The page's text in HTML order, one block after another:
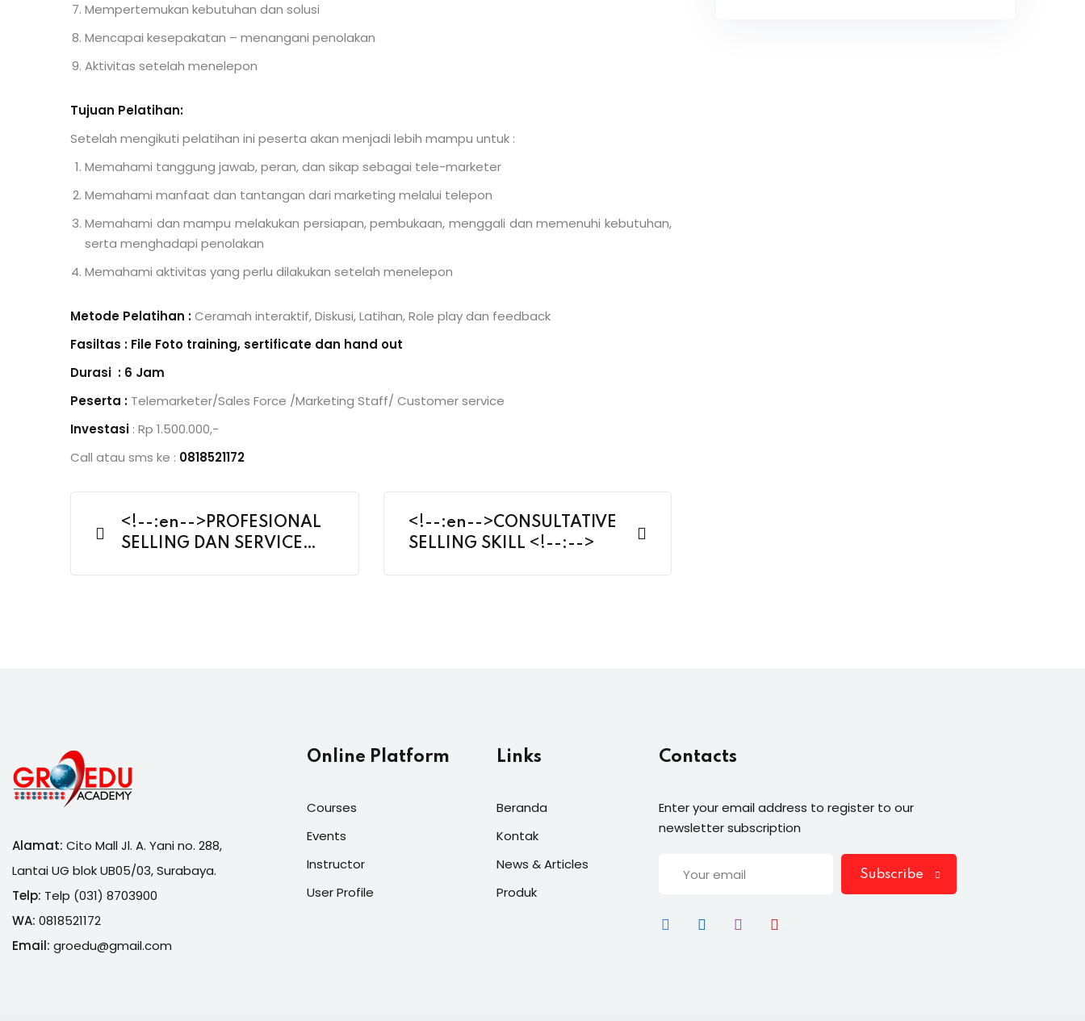
Mempertemukan kebutuhan dan solusi
Mencapai kesepakatan – menangani penolakan
Aktivitas setelah menelepon
Tujuan Pelatihan:
Setelah mengikuti pelatihan ini peserta akan menjadi lebih mampu untuk :
Memahami tanggung jawab, peran, dan sikap sebagai tele-marketer
Memahami manfaat dan tantangan dari marketing melalui telepon
Memahami dan mampu melakukan persiapan, pembukaan, menggali dan memenuhi kebutuhan,
serta menghadapi penolakan
Memahami aktivitas yang perlu dilakukan setelah menelepon
Metode Pelatihan :Ceramah interaktif, Diskusi, Latihan, Role play dan feedback
Fasiltas : File Foto training, sertificate dan hand out
Durasi : 6 Jam
Peserta : Telemarketer/Sales Force /Marketing Staff/ Customer service
Investasi : Rp 1.500.000,-
Call atau sms ke : 0818521172
<!--:en-->PROFESIONAL
SELLING DAN SERVICE
<!--:en-->CONSULTATIVE
SELLING SKILL <!--:-->
Alamat: Cito Mall Jl. A. Yani no. 288,
Lantai UG blok UB05/03, Surabaya.
Telp: Telp (031) 8703900
WA: 0818521172
Email: groedu@gmail.com
Online Platform
Courses
Events
Instructor
User Profile
Links
Beranda
Kontak
News & Articles
Produk
Contacts
Enter your email address to register to our
newsletter subscription
Subscribe